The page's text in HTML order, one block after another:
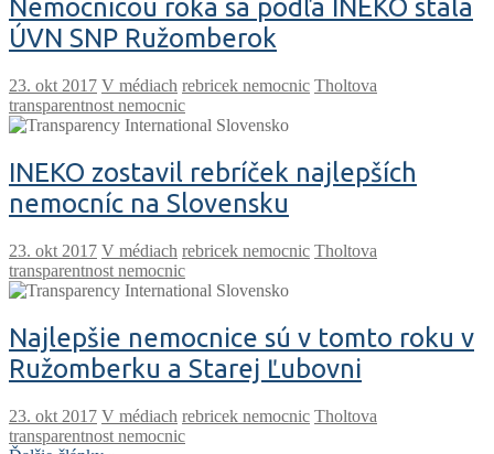
Nemocnicou roka sa podľa INEKO stala
ÚVN SNP Ružomberok
V médiach rebricek nemocnic Tholtova
transparentnost nemocnic
INEKO zostavil rebríček najlepších
nemocníc na Slovensku
V médiach rebricek nemocnic Tholtova
transparentnost nemocnic
Najlepšie nemocnice sú v tomto roku v
Ružomberku a Starej Ľubovni
V médiach rebricek nemocnic Tholtova
transparentnost nemocnic